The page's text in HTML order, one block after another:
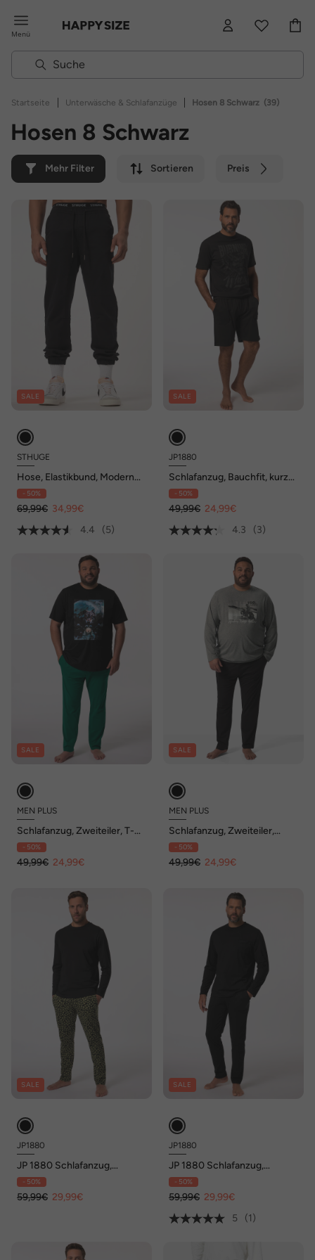
Menü
Startseite | Unterwäsche & Schlafanzüge | Hosen 8 Schwarz (39)
Hosen 8 Schwarz
Mehr Filter Sortieren Preis
SALE
STHUGE
Hose, Elastikbund, Modern
Fit, 3 Taschen, bis 8 XL
- 50%
69,99€ 34,99€
4.4
(5)
SALE
JP1880
Schlafanzug, Bauchfit, kurzer
Zweiteiler, T-Shirt mit Print,
bis 8 XL
- 50%
49,99€ 24,99€
4.3
(3)
SALE
MEN PLUS
Schlafanzug, Zweiteiler, T-
Shirt, lange Hose, bis 8 XL
- 50%
49,99€ 24,99€
SALE
MEN PLUS
Schlafanzug, Zweiteiler,
Bauchfit, Langarmshirt, lange
Hose, bis 8 XL
- 50%
49,99€ 24,99€
SALE
JP1880
JP 1880 Schlafanzug,
Homewear, Zweiteiler,
Langarmshirt, bis 8 XL
- 50%
59,99€ 29,99€
SALE
JP1880
JP 1880 Schlafanzug,
Homewear, Zweiteiler,
Langarmshirt, bis 8 XL
- 50%
59,99€ 29,99€
5
(1)